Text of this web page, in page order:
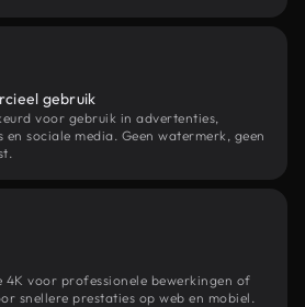
gebruik
voor gebruik in advertenties,
sociale media. Geen watermerk, geen
4K voor professionele bewerkingen of
snellere prestaties op web en mobiel.